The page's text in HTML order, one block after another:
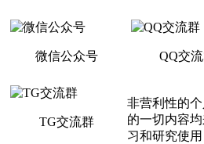
微信公众号 QQ交
TG交流群
非营利性的
的一切内容
习和研究使